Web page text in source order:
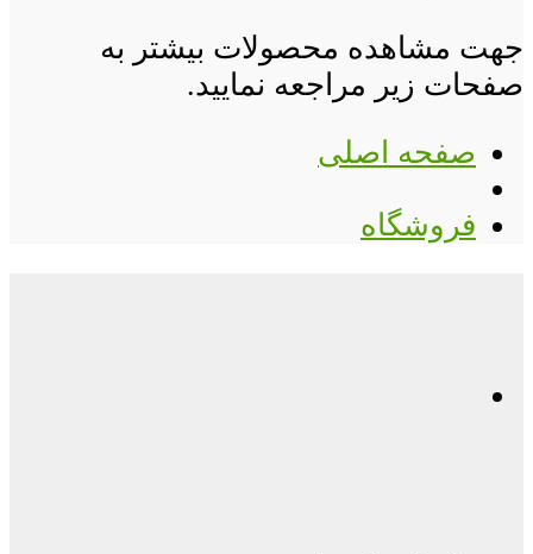
جهت مشاهده محصولات بیشتر به
صفحات زیر مراجعه نمایید.
صفحه اصلی
فروشگاه